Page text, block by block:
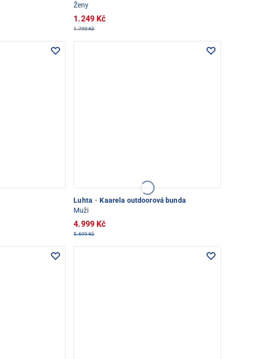
Ženy
1.249 Kč
1.799 Kč
Luhta · Kaarela outdoorová bunda
Muži
4.999 Kč
5.699 Kč